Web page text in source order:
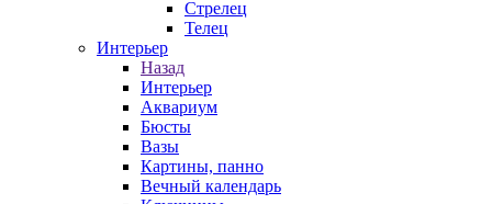
Стрелец
Телец
Интерьер
Назад
Интерьер
Аквариум
Бюсты
Вазы
Картины, панно
Вечный календарь